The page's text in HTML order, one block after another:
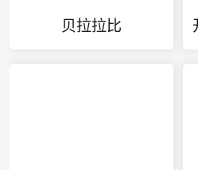
贝拉拉比